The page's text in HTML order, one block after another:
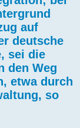
auf
deutsche
sei die
den Weg
etwa durch
so